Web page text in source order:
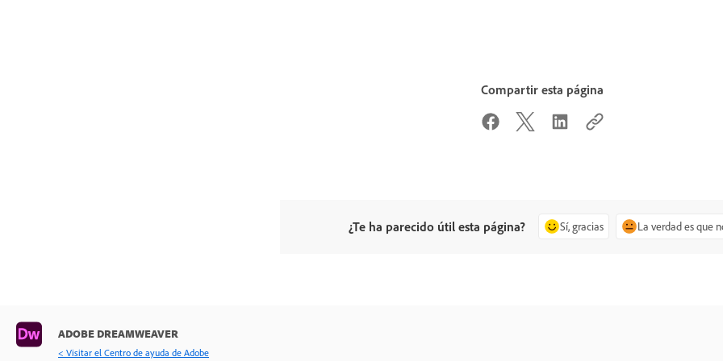
Compartir esta página
¿Te ha parecido útil esta página? Sí, gracias La verdad es que
ADOBE DREAMWEAVER
< Visitar el Centro de ayuda de Adobe